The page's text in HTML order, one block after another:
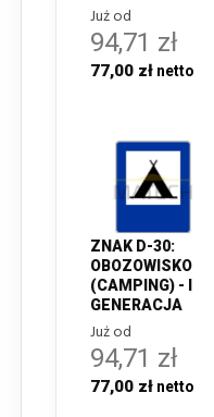
Już od
94,71 zł
77,00 zł
ZNAK D-30:
OBOZOWISKO
(CAMPING) - I
GENERACJA
Już od
94,71 zł
77,00 zł